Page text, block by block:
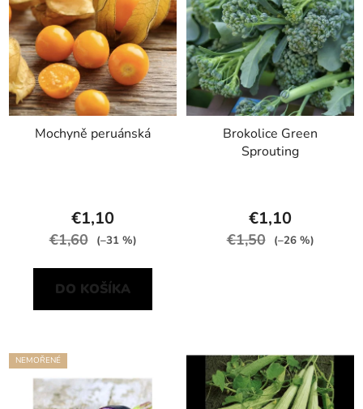
Mochyně peruánská
€1,10
€1,60 (–31 %)
DO KOŠÍKA
Brokolice Green
Sprouting
€1,10
€1,50 (–26 %)
NEMOŘENÉ